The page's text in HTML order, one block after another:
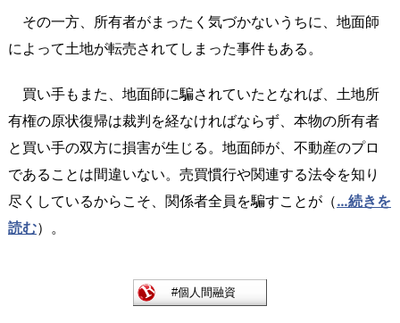
その一方、所有者がまったく気づかないうちに、地面師
によって土地が転売されてしまった事件もある。
買い手もまた、地面師に騙されていたとなれば、土地所
有権の原状復帰は裁判を経なければならず、本物の所有者
と買い手の双方に損害が生じる。地面師が、不動産のプロ
であることは間違いない。売買慣行や関連する法令を知り
尽くしているからこそ、関係者全員を騙すことが（…続きを
読む）。